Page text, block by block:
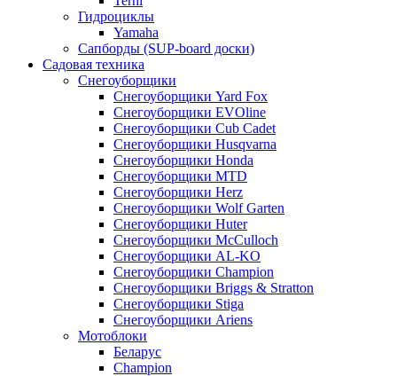
Гидроциклы
Yamaha
Сапборды (SUP-board доски)
Садовая техника
Снегоуборщики
Снегоуборщики Yard Fox
Снегоуборщики EVOline
Снегоуборщики Cub Cadet
Снегоуборщики Husqvarna
Снегоуборщики Honda
Снегоуборщики MTD
Снегоуборщики Herz
Снегоуборщики Wolf Garten
Снегоуборщики Huter
Снегоуборщики McCulloch
Снегоуборщики AL-KO
Снегоуборщики Champion
Снегоуборщики Briggs & Stratton
Снегоуборщики Stiga
Снегоуборщики Ariens
Мотоблоки
Беларус
Champion